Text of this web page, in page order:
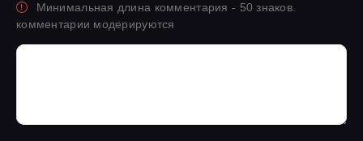
Минимальная длина комментария - 50 знаков.
комментарии модерируются